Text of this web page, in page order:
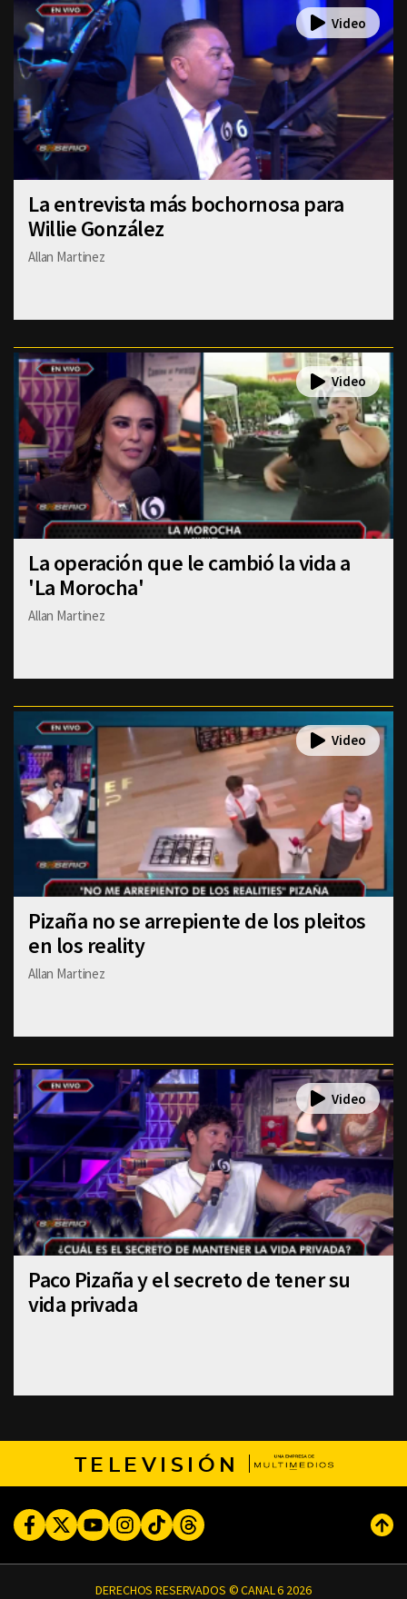
La entrevista más bochornosa para
Willie González
Allan Martinez
La operación que le cambió la vida a
'La Morocha'
Allan Martinez
Pizaña no se arrepiente de los pleitos
en los reality
Allan Martinez
Paco Pizaña y el secreto de tener su
vida privada
TELEVISIÓN
FacebookTwitterYoutubeInstagram
TikTokThreads
DERECHOS RESERVADOS © CANAL 6 2026